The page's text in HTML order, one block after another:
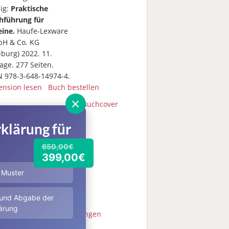
×
650,00€
399,00€
für
Abgabe der
Praktische
für
Haufe-Lexware
& Co. KG
2022. 11.
277 Seiten.
978-3-648-14974-4.
lesen
Buch bestellen
Vogelbusch:
Haufe-Lexware
& Co. KG
2020.
ISBN 978-3-
6.
lesen
bestellen
Fachbuchbesprechungen